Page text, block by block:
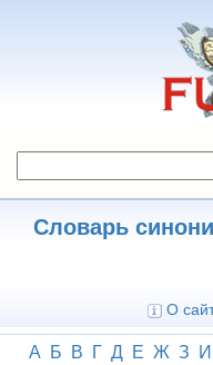
Словарь
О
А Б В Г Д Е Ж З И